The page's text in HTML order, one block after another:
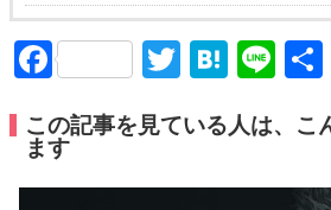
FacebookTwitter
Hatena
Line
この記事を見ている人は、こ
ます